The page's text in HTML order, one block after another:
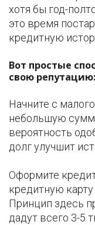
хотя бы год-
это время
кредитную
Вот простые
свою репутацию:
Начните с
небольшую
вероятность
долг улучшит
Оформите
кредитную
Принцип здесь
дадут всего 3-5